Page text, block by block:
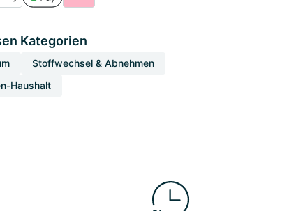
Kategorien
Stoffwechsel & Abnehmen
Haushalt